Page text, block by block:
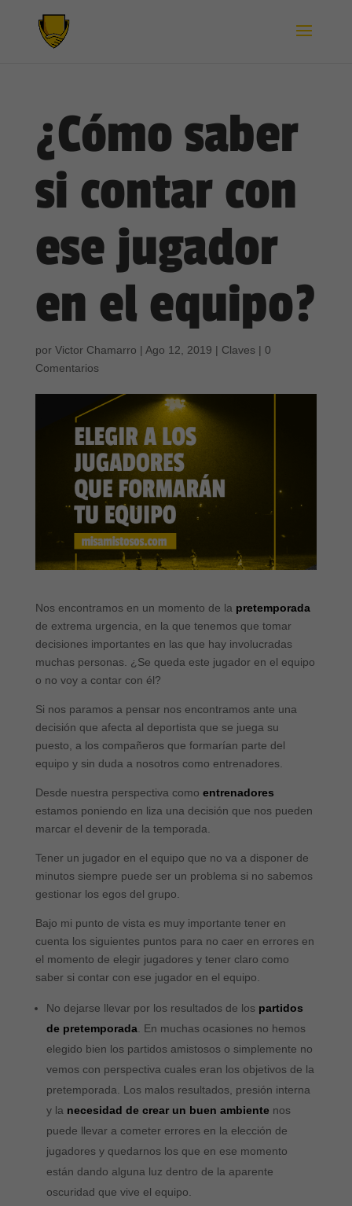
¿Cómo saber
si contar con
ese jugador
en el equipo?
por Victor Chamarro | Ago 12, 2019 | Claves | 0
Comentarios
Nos encontramos en un momento de la pretemporada
de extrema urgencia, en la que tenemos que tomar
decisiones importantes en las que hay involucradas
muchas personas. ¿Se queda este jugador en el equipo
o no voy a contar con él?
Si nos paramos a pensar nos encontramos ante una
decisión que afecta al deportista que se juega su
puesto, a los compañeros que formarían parte del
equipo y sin duda a nosotros como entrenadores.
Desde nuestra perspectiva como entrenadores
estamos poniendo en liza una decisión que nos pueden
marcar el devenir de la temporada.
Tener un jugador en el equipo que no va a disponer de
minutos siempre puede ser un problema si no sabemos
gestionar los egos del grupo.
Bajo mi punto de vista es muy importante tener en
cuenta los siguientes puntos para no caer en errores en
el momento de elegir jugadores y tener claro como
saber si contar con ese jugador en el equipo.
No dejarse llevar por los resultados de los partidos
de pretemporada. En muchas ocasiones no hemos
elegido bien los partidos amistosos o simplemente no
vemos con perspectiva cuales eran los objetivos de la
pretemporada. Los malos resultados, presión interna
y la necesidad de crear un buen ambientenos
puede llevar a cometer errores en la elección de
jugadores y quedarnos los que en ese momento
están dando alguna luz dentro de la aparente
oscuridad que vive el equipo.